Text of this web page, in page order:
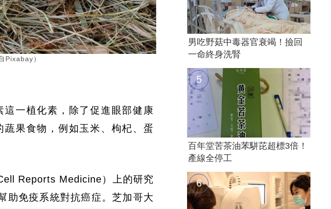
Pixabay）
一植化素，除了促進眼部健康
果食物，例如玉米、枸杞、蛋
Reports Medicine）上的研究
助免疫系統對抗癌症。芝加哥大
男吃野菇中毒器官衰竭！撿回
一命終身洗腎
百年堂苦茶油苯駢芘超標3倍！
產線全停工